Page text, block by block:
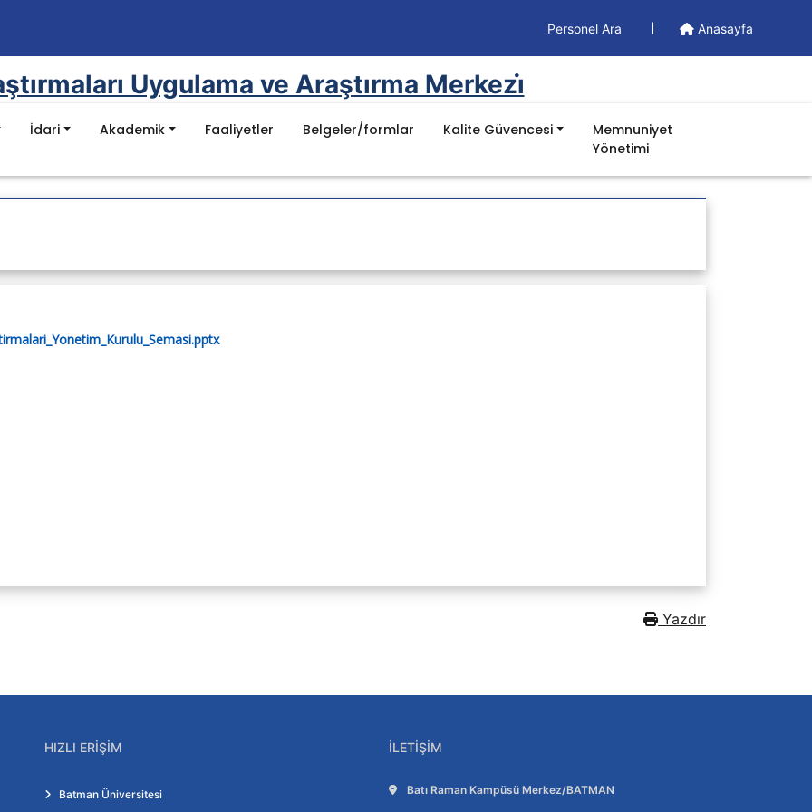
Personel Ara Anasayfa
Uygulama ve Araştırma Merkezi̇
İdari Akademik Faaliyetler Belgeler/formlar Kalite Güvencesi
Değerler
Yönergeler
Yök Kalite Kurulu Mevzuat Listesi
İş Akışları
Prosedürler
Memnuniyet
Yönetimi
Yazdır
HIZLI ERIŞIM
Batman Üniversitesi
İLETIŞIM
Adres:
Batı Raman Kampüsü Merkez/BATMAN